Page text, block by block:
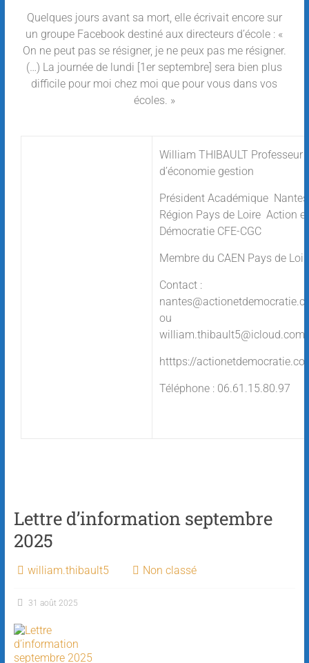
Quelques jours avant sa mort, elle écrivait encore sur
un groupe Facebook destiné aux directeurs d’école : «
On ne peut pas se résigner, je ne peux pas me résigner.
(…) La journée de lundi [1er septembre] sera bien plus
difficile pour moi chez moi que pour vous dans vos
écoles. »
William THIBAULT Professeur
d’économie gestion
Président Académique
Région Pays de Loire Action et
Démocratie CFE-CGC
Membre du CAEN Pays de
Contact :
ou
william.thibault5@icloud.com
htttps://
Téléphone : 06.61.15.80.97
Lettre d’information septembre
2025
william.thibault5 Non classé
31 août 2025